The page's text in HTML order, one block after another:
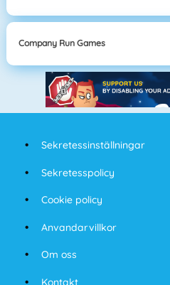
Company Run Games
Sekretessinställningar
Sekretesspolicy
Cookie policy
Anvandarvillkor
Om oss
Kontakt